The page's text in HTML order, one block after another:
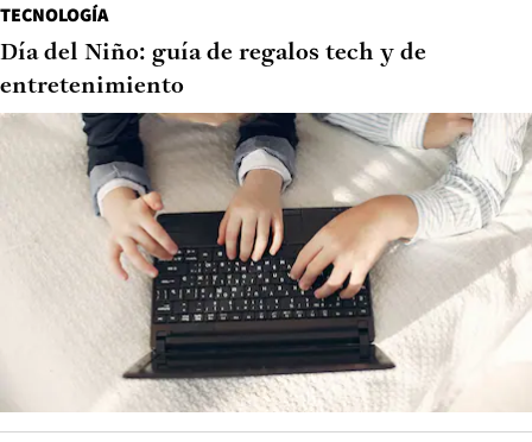
TECNOLOGÍA
Día del Niño: guía de regalos tech y de
entretenimiento